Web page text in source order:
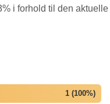
i forhold til den aktuelle
1 (100%)